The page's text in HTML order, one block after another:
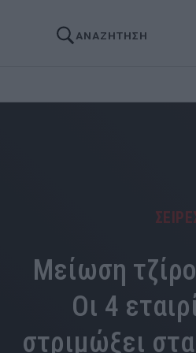
ΑΝΑΖΗΤΗΣΗ
Μείωση
Οι 4
στριμώξει